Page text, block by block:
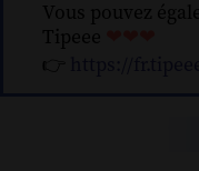
Vous pouvez
Tipeee
👉